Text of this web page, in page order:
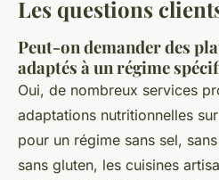
Les questions
Peut-on demander des
adaptés à un régime
Oui, de nombreux services
adaptations nutritionnelles
pour un régime sans sel,
sans gluten, les cuisines